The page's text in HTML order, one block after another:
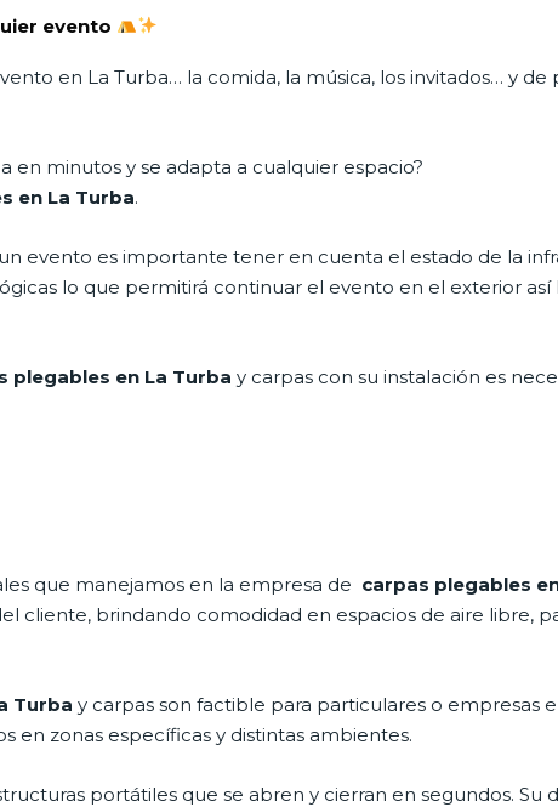
evento
en La Turba… la comida, la música, los invitados… y
en minutos y se adapta a cualquier espacio?
en La Turba.
evento es importante tener en cuenta el estado de la
lo que permitirá continuar el evento en el exterior así
plegables en La Turba y carpas con su instalación es
que manejamos en la empresa de carpas plegables
cliente, brindando comodidad en espacios de aire libre,
Turba y carpas son factible para particulares o empresas
en zonas específicas y distintas ambientes.
portátiles que se abren y cierran en segundos.